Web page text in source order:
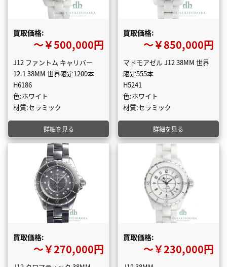
買取価格:
〜￥500,000円
J12 ファントム キャリバー
12.1 38MM 世界限定1200本
H6186
色:ホワイト
材質:セラミック
詳細を見る
買取価格:
〜￥850,000円
マドモアゼル J12 38MM 世界
限定555本
H5241
色:ホワイト
材質:セラミック
詳細を見る
買取価格:
〜￥270,000円
買取価格:
〜￥230,000円